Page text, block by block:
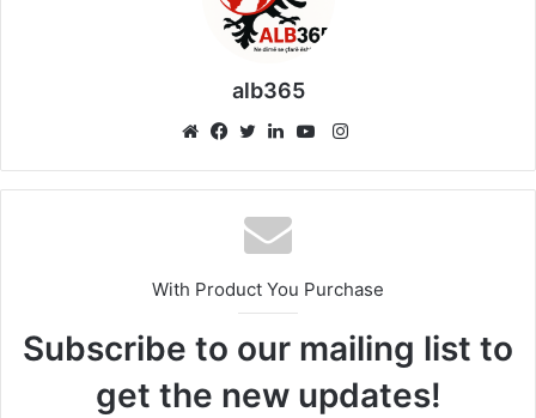
alb365
Instagram
With Product You Purchase
Subscribe to our mailing list to
get the new updates!